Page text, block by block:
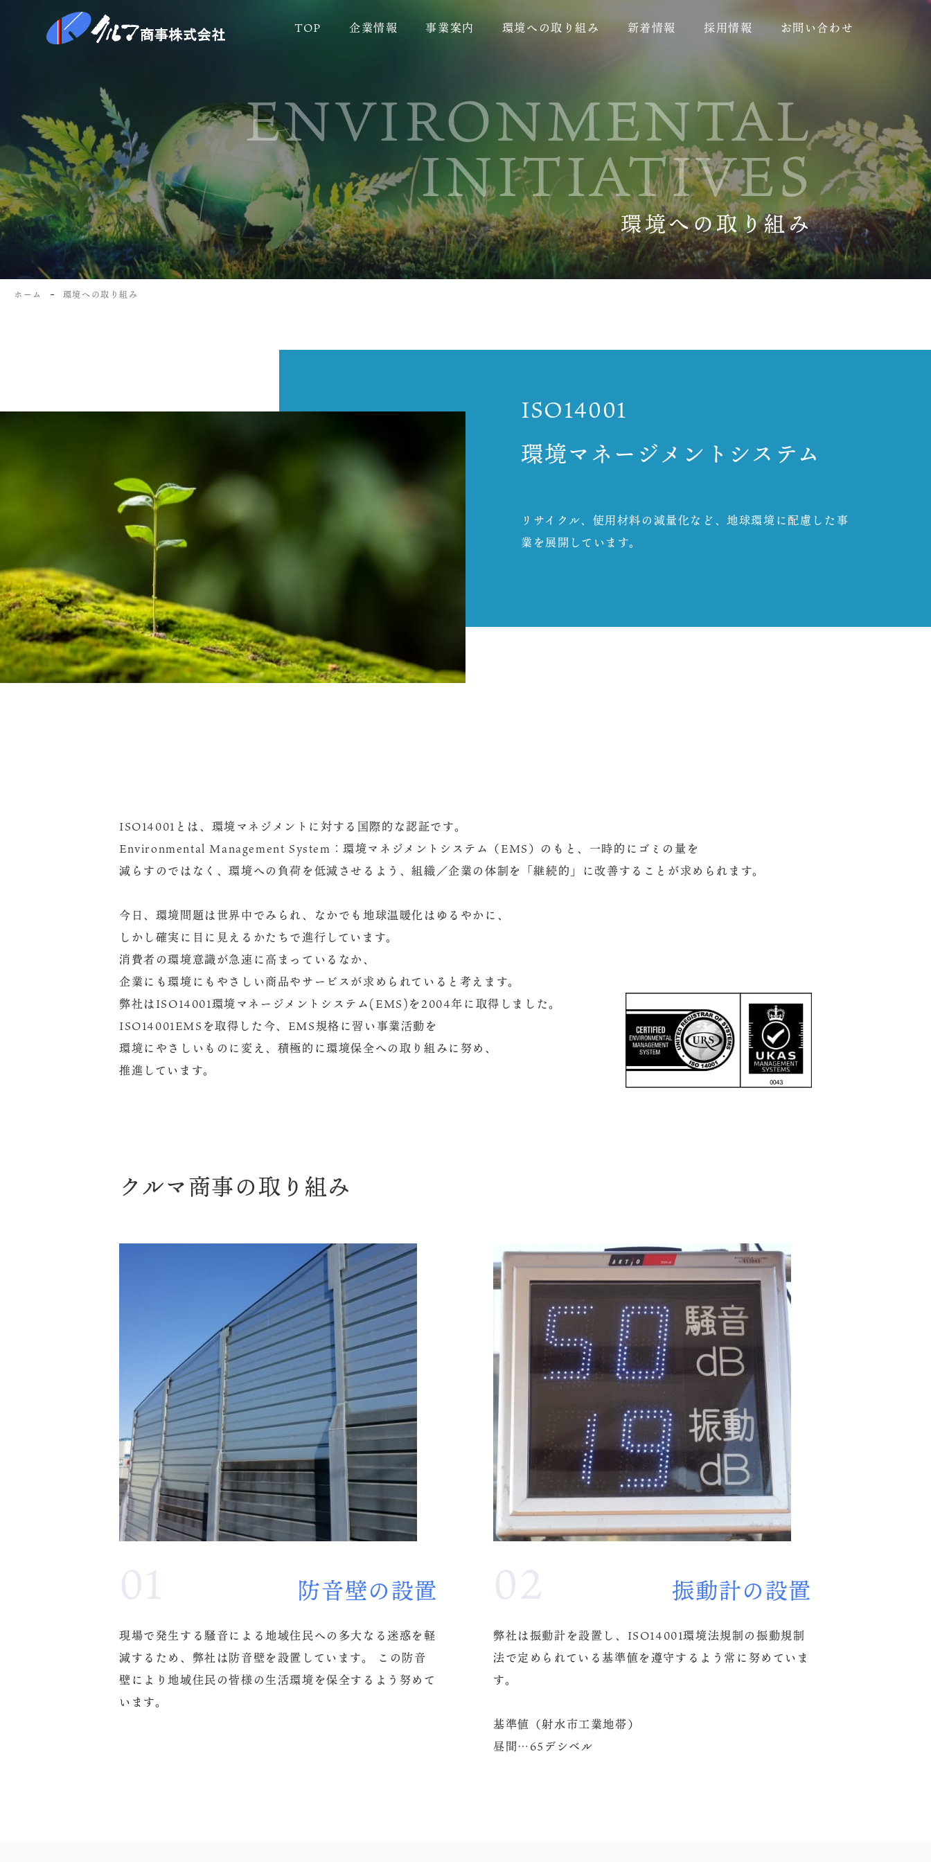
TOP 企業情報 事業案内 環境への取り組み 新着情報 採用情報 お問い合わせ
ENVIRONMENTAL
INITIATIVES
環境への取り組み
ホーム 環境への取り組み
ISO14001
環境マネージメントシステム
リサイクル、使用材料の減量化など、地球環境に配慮した事
業を展開しています。
ISO14001とは、環境マネジメントに対する国際的な認証です。
Environmental Management System：環境マネジメントシステム（EMS）のもと、一時的にゴミの量を
減らすのではなく、環境への負荷を低減させるよう、組織／企業の体制を「継続的」に改善することが求められます。
今日、環境問題は世界中でみられ、なかでも地球温暖化はゆるやかに、
しかし確実に目に見えるかたちで進行しています。
消費者の環境意識が急速に高まっているなか、
企業にも環境にもやさしい商品やサービスが求められていると考えます。
弊社はISO14001環境マネージメントシステム(EMS)を2004年に取得しました。
ISO14001EMSを取得した今、EMS規格に習い事業活動を
環境にやさしいものに変え、積極的に環境保全への取り組みに努め、
推進しています。
クルマ商事の取り組み
防音壁の設置
現場で発生する騒音による地域住民への多大なる迷惑を軽
減するため、弊社は防音壁を設置しています。 この防音
壁により地域住民の皆様の生活環境を保全するよう努めて
います。
振動計の設置
弊社は振動計を設置し、ISO14001環境法規制の振動規制
法で定められている基準値を遵守するよう常に努めていま
す。
基準値（射水市工業地帯）
昼間…65デシベル